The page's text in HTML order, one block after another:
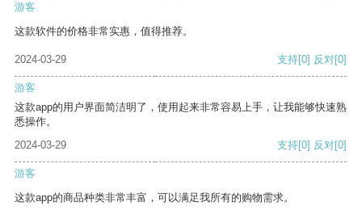
游客
这款软件的价格非常实惠，值得推荐。
2024-03-29 支持[0] 反对[0]
游客
这款app的用户界面简洁明了，使用起来非常容易上手，让我能够快速熟
悉操作。
2024-03-29
支持[0] 反对[0]
游客
这款app的商品种类非常丰富，可以满足我所有的购物需求。